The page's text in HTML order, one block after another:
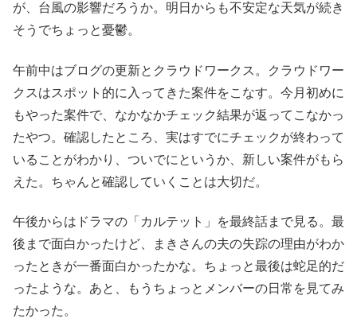
が、台風の影響だろうか。明日からも不安定な天気が続き
そうでちょっと憂鬱。
午前中はブログの更新とクラウドワークス。クラウドワー
クスはスポット的に入ってきた案件をこなす。今月初めに
もやった案件で、なかなかチェック結果が返ってこなかっ
たやつ。確認したところ、実はすでにチェックが終わって
いることがわかり、ついでにというか、新しい案件がもら
えた。ちゃんと確認していくことは大切だ。
午後からはドラマの「カルテット」を最終話まで見る。最
後まで面白かったけど、まきさんの夫の失踪の理由がわか
ったときが一番面白かったかな。ちょっと最後は蛇足的だ
ったような。あと、もうちょっとメンバーの日常を見てみ
たかった。